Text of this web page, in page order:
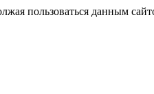
пользоваться данным